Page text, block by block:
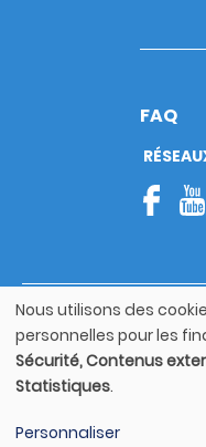
FAQ
©
Footer
bottom
Utilisation
des
données
personnelles
et
Nous utilisons des
personnelles pour les
Sécurité, Contenus
Statistiques.
Personnaliser